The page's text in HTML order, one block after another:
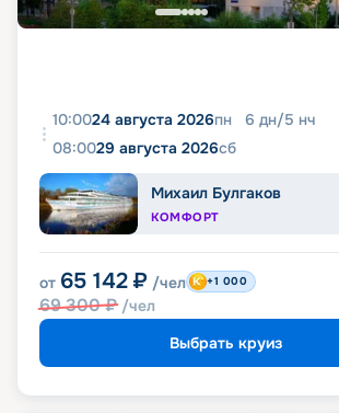
10:0024 августа 2026пн 6 дн/5 нч
08:0029 августа 2026сб
Михаил Булгаков
КОМФОРТ
от 65 142 ₽ /чел
69 300₽ /чел
+1 000
Выбрать круиз